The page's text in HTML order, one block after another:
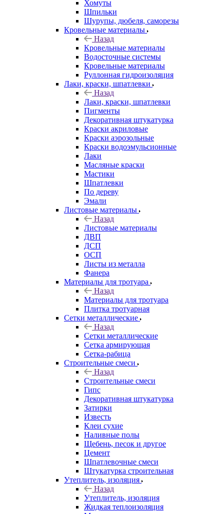
Хомуты
Шпильки
Шурупы, дюбеля, саморезы
Кровельные материалы
Назад
Кровельные материалы
Водосточные системы
Кровельные материалы
Руллонная гидроизоляция
Лаки, краски, шпатлевки
Назад
Лаки, краски, шпатлевки
Пигменты
Декоративная штукатурка
Краски акриловые
Краски аэрозольные
Краски водоэмульсионные
Лаки
Масляные краски
Мастики
Шпатлевки
По дереву
Эмали
Листовые материалы
Назад
Листовые материалы
ДВП
ДСП
ОСП
Листы из металла
Фанера
Материалы для тротуара
Назад
Материалы для тротуара
Плитка тротуарная
Сетки металлические
Назад
Сетки металлические
Сетка армирующая
Сетка-рабица
Строительные смеси
Назад
Строительные смеси
Гипс
Декоративная штукатурка
Затирки
Известь
Клеи сухие
Наливные полы
Щебень, песок и другое
Цемент
Шпатлевочные смеси
Штукатурка строительная
Утеплитель, изоляция
Назад
Утеплитель, изоляция
Жидкая теплоизоляция